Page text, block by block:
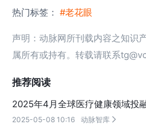
热门标签： #老花眼
声明：动脉网所刊载内容之知识
属所有或持有。转载请联系
推荐阅读
2025年4月全球医疗健康领域投
2025-05-08 10:16 动脉智库 